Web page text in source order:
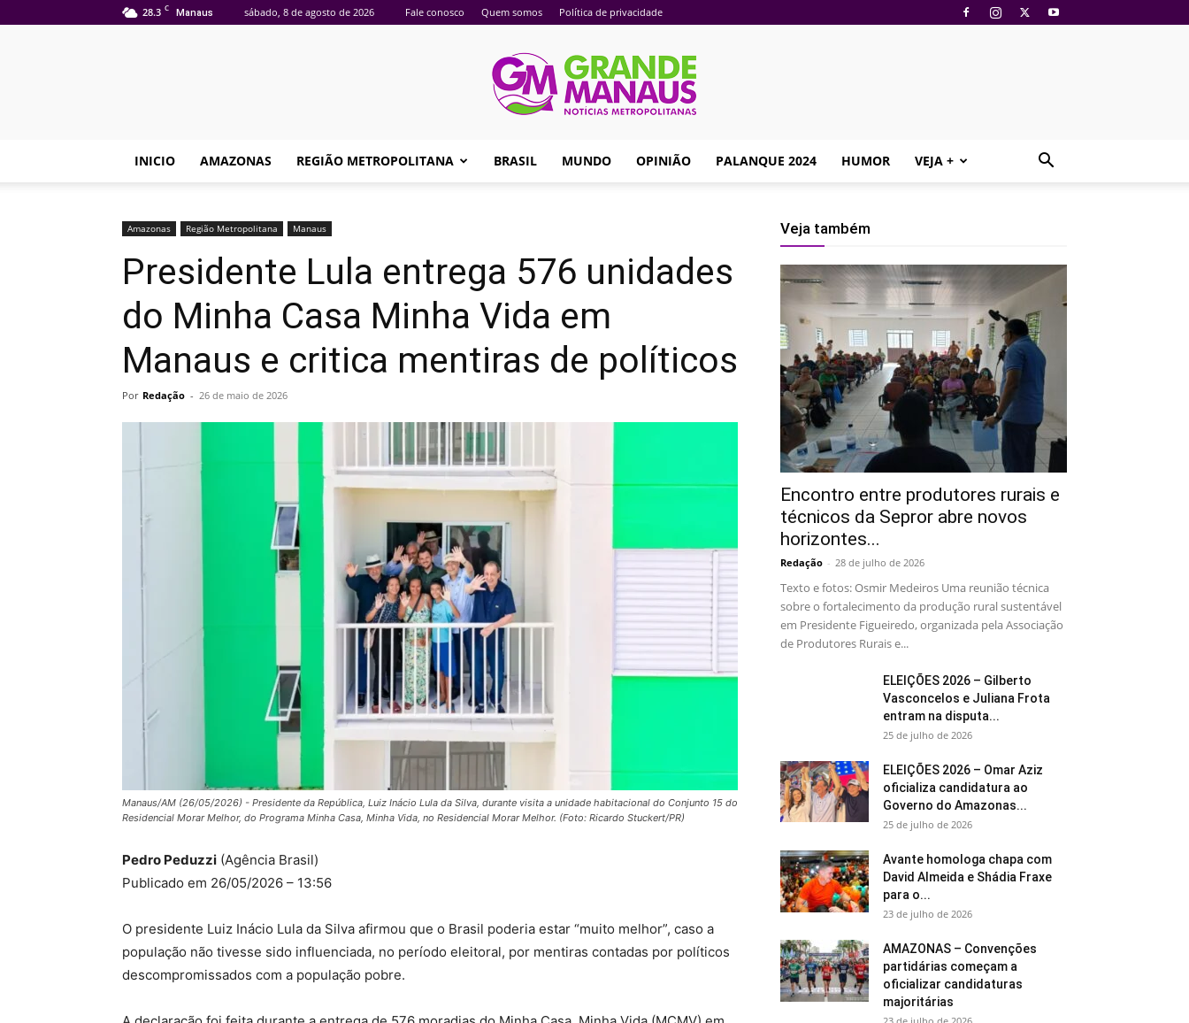
28.3 C Manaus sábado, 8 de agosto de 2026 Fale conosco Quem somos Política de privacidade
INICIO AMAZONAS REGIÃO METROPOLITANA BRASIL MUNDO OPINIÃO PALANQUE 2024 HUMOR VEJA +
Amazonas Região Metropolitana Manaus
Presidente Lula entrega 576 unidades
do Minha Casa Minha Vida em
Manaus e critica mentiras de políticos
Por Redação - 26 de maio de 2026
Manaus/AM (26/05/2026) - Presidente da República, Luiz Inácio Lula da Silva, durante visita a unidade habitacional do Conjunto 15 do
Residencial Morar Melhor, do Programa Minha Casa, Minha Vida, no Residencial Morar Melhor. (Foto: Ricardo Stuckert/PR)
Pedro Peduzzi (Agência Brasil)
Publicado em 26/05/2026 – 13:56
O presidente Luiz Inácio Lula da Silva afirmou que o Brasil poderia estar “muito melhor”, caso a
população não tivesse sido influenciada, no período eleitoral, por mentiras contadas por políticos
descompromissados com a população pobre.
Veja também
Encontro entre produtores rurais e
técnicos da Sepror abre novos
horizontes...
Redação - 28 de julho de 2026
Texto e fotos: Osmir Medeiros Uma reunião técnica
sobre o fortalecimento da produção rural sustentável
em Presidente Figueiredo, organizada pela Associação
de Produtores Rurais e...
ELEIÇÕES 2026 – Gilberto
Vasconcelos e Juliana Frota
entram na disputa...
25 de julho de 2026
ELEIÇÕES 2026 – Omar Aziz
oficializa candidatura ao
Governo do Amazonas...
25 de julho de 2026
Avante homologa chapa com
David Almeida e Shádia Fraxe
para o...
23 de julho de 2026
AMAZONAS – Convenções
partidárias começam a
oficializar candidaturas
majoritárias